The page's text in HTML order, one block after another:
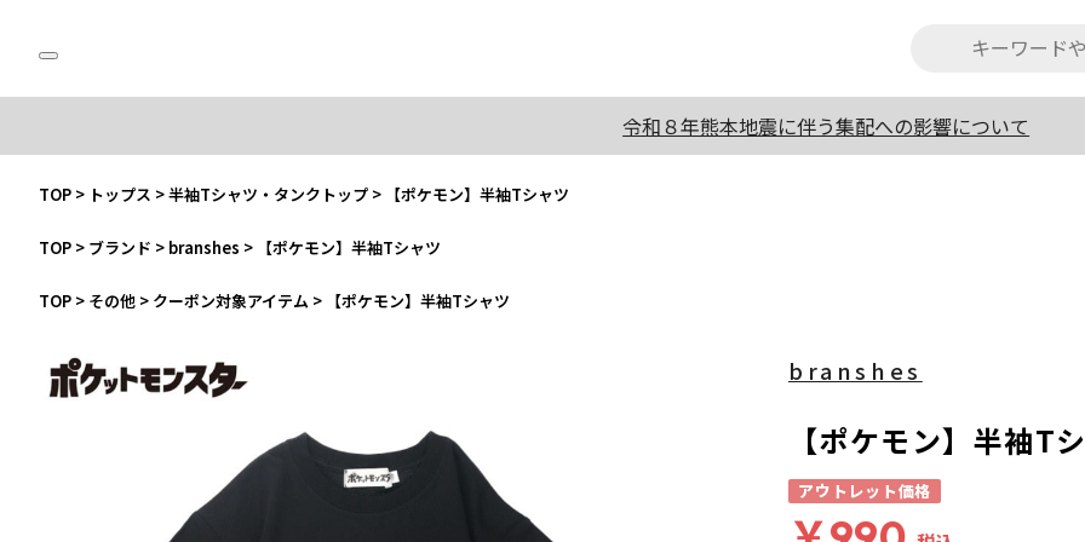
令和８年熊本地震に伴う集配への影響について
TOP > トップス >半袖Tシャツ・タンクトップ > 【ポケモン】半袖Tシャツ
TOP > ブランド > branshes > 【ポケモン】半袖Tシャツ
TOP > その他 > クーポン対象アイテム > 【ポケモン】半袖Tシャツ
branshes
【ポケモン】半袖T
アウトレット価格